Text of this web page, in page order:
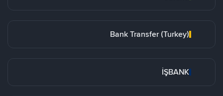
Bank Transfer (Turkey)
İŞBANK